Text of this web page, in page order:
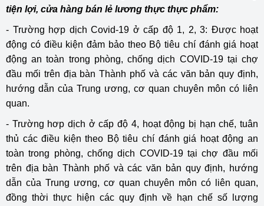
tiện lợi, cửa hàng bán lẻ lương thực thực phẩm:
- Trường hợp dịch Covid-19 ở cấp độ 1, 2, 3: Được hoạt
động có điều kiện đảm bảo theo Bộ tiêu chí đánh giá hoạt
động an toàn trong phòng, chống dịch COVID-19 tại chợ
đầu mối trên địa bàn Thành phố và các văn bản quy định,
hướng dẫn của Trung ương, cơ quan chuyên môn có liên
quan.
- Trường hơp dịch ở cấp độ 4, hoạt động bị hạn chế, tuân
thủ các điều kiện theo Bộ tiêu chí đánh giá hoạt động an
toàn trong phòng, chống dịch COVID-19 tại chợ đầu mối
trên địa bàn Thành phố và các văn bản quy định, hướng
dẫn của Trung ương, cơ quan chuyên môn có liên quan,
đồng thời thực hiện các quy định về hạn chế số lượng